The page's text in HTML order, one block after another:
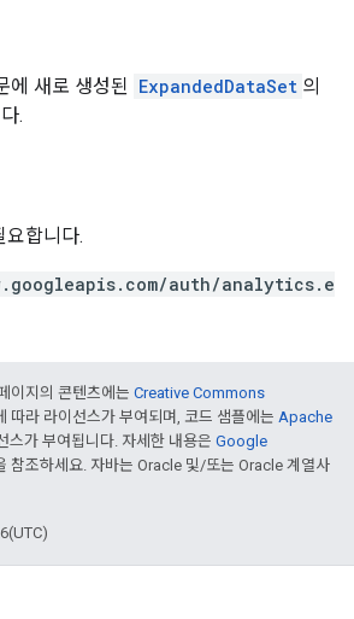
에 새로 생성된 ExpandedDataSet 의
.
요합니다.
auth/analytics.e
이지의 콘텐츠에는 Creative Commons
따라 라이선스가 부여되며, 코드 샘플에는 Apache
스가 부여됩니다. 자세한 내용은 Google
참조하세요. 자바는 Oracle 및/또는 Oracle 계열사